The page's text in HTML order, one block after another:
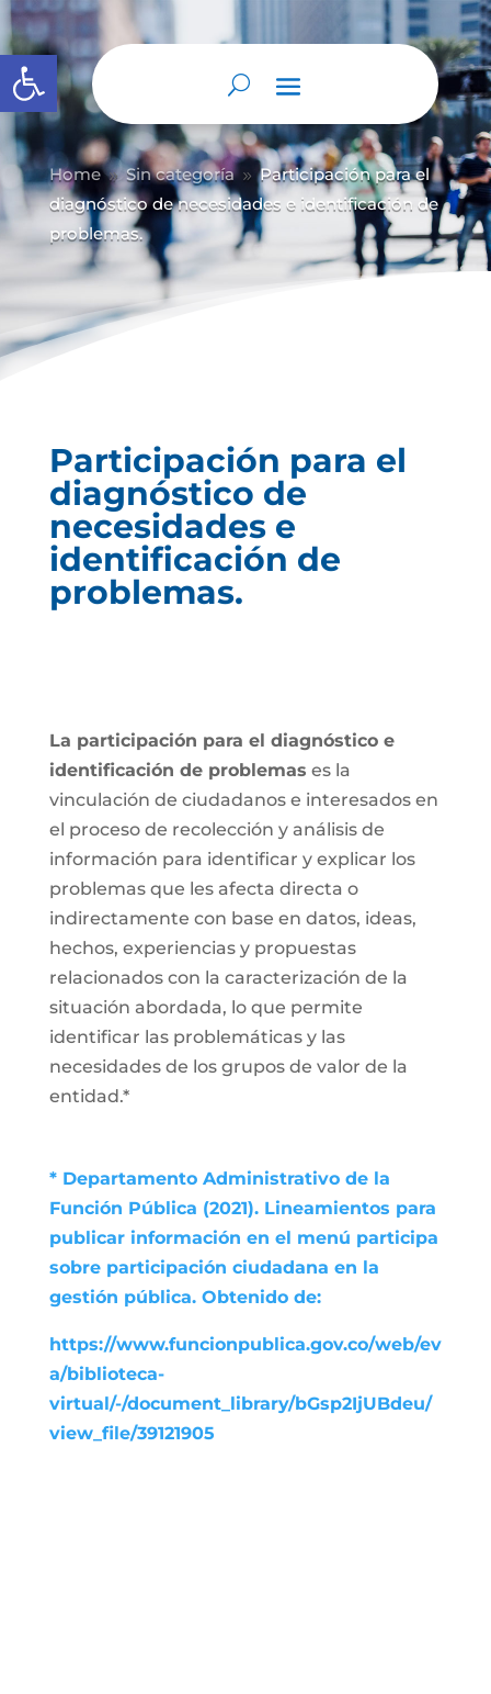
Abrir barra de herramientas
Home 9 Sin categoría 9 Participación para el
diagnóstico de necesidades e identificación de
problemas.
Participación para el
diagnóstico de
necesidades e
identificación de
problemas.
La participación para el diagnóstico e
identificación de problemas es la
vinculación de ciudadanos e interesados en
el proceso de recolección y análisis de
información para identificar y explicar los
problemas que les afecta directa o
indirectamente con base en datos, ideas,
hechos, experiencias y propuestas
relacionados con la caracterización de la
situación abordada, lo que permite
identificar las problemáticas y las
necesidades de los grupos de valor de la
entidad.*
* Departamento Administrativo de la
Función Pública (2021). Lineamientos para
publicar información en el menú participa
sobre participación ciudadana en la
gestión pública. Obtenido de:
https://www.funcionpublica.gov.co/web/ev
a/biblioteca-
virtual/-/document_library/bGsp2IjUBdeu/
view_file/39121905